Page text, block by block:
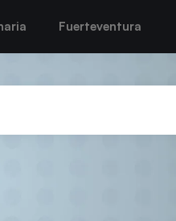
Fuerteventura
proclaman